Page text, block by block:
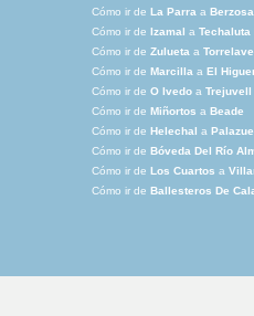
Cómo ir de La Parra a
Cómo ir de Izamal a Techaluta
Cómo ir de Zulueta a
Cómo ir de Marcilla a El
Cómo ir de O Ivedo a Trejuvell
Cómo ir de Miñortos a Beade
Cómo ir de Helechal a
Cómo ir de Bóveda Del Río
Cómo ir de Los Cuartos a
Cómo ir de Ballesteros De